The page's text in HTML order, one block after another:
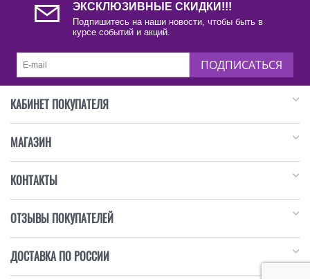
ЭКСКЛЮЗИВНЫЕ СКИДКИ!!!
Подпишитесь на наши новости, чтобы быть в
курсе событий и акций.
ПОДПИСАТЬСЯ
КАБИНЕТ ПОКУПАТЕЛЯ
МАГАЗИН
КОНТАКТЫ
ОТЗЫВЫ ПОКУПАТЕЛЕЙ
ДОСТАВКА ПО РОССИИ